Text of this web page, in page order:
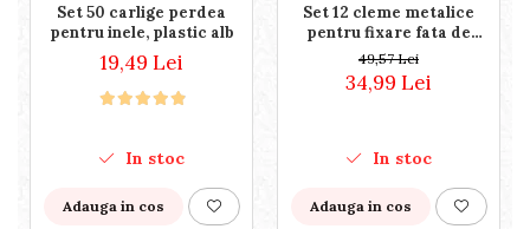
Set 50 carlige perdea
pentru inele, plastic alb
19,49 Lei
In stoc
Adauga in cos
Set 12 cleme metalice
pentru fixare fata de
masa, 7.2x4.6x1.2 cm,
accesoriu Horeca, pentru
restaurante, cafenele,
49,57 Lei
34,99 Lei
In stoc
Adauga in cos